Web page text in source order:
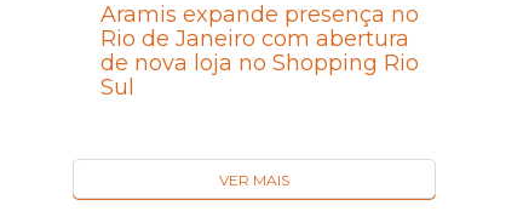
Aramis expande presença no
Rio de Janeiro com abertura
de nova loja no Shopping Rio
Sul
VER MAIS